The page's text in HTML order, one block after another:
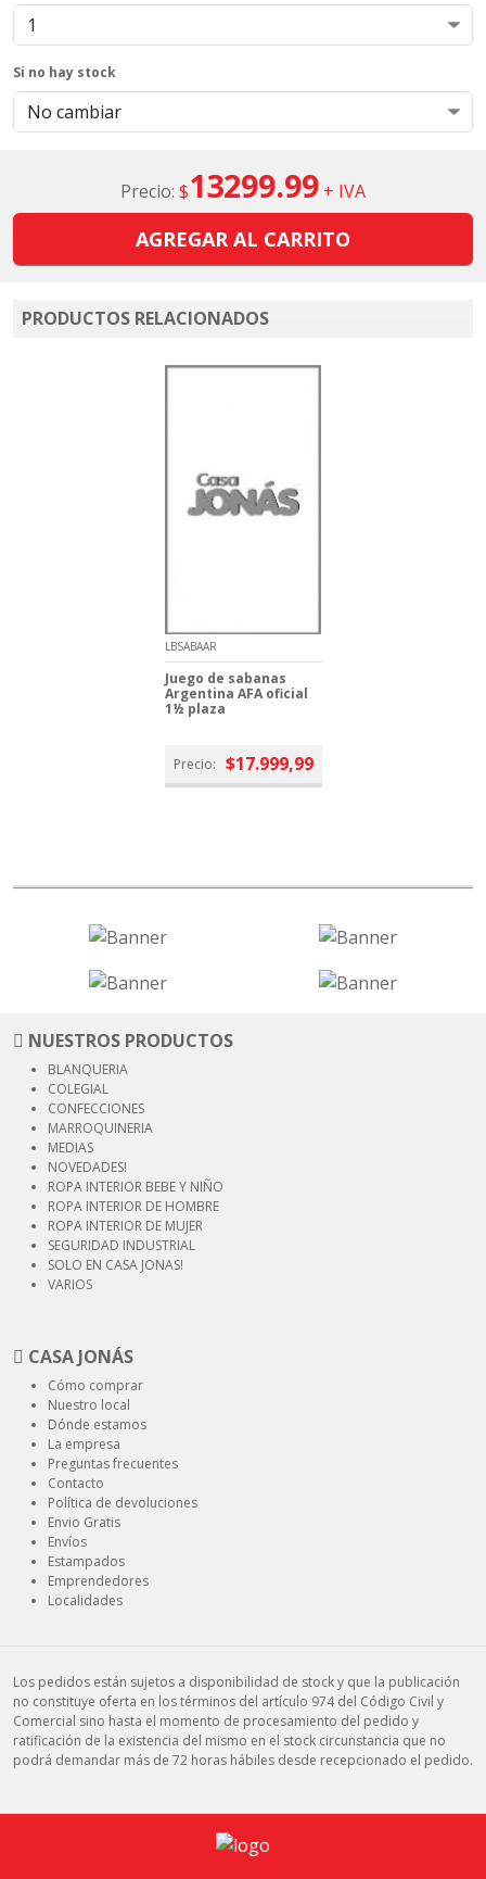
Si no hay stock
Precio: $13299.99 + IVA
AGREGAR AL CARRITO
PRODUCTOS RELACIONADOS
LBSABAAR
Juego de sabanas
Argentina AFA oficial
1½ plaza
Precio: $17.999,99
NUESTROS PRODUCTOS
BLANQUERIA
COLEGIAL
CONFECCIONES
MARROQUINERIA
MEDIAS
NOVEDADES!
ROPA INTERIOR BEBE Y NIÑO
ROPA INTERIOR DE HOMBRE
ROPA INTERIOR DE MUJER
SEGURIDAD INDUSTRIAL
SOLO EN CASA JONAS!
VARIOS
CASA JONÁS
Cómo comprar
Nuestro local
Dónde estamos
La empresa
Preguntas frecuentes
Contacto
Política de devoluciones
Envio Gratis
Envíos
Estampados
Emprendedores
Localidades
Los pedidos están sujetos a disponibilidad de stock y que la publicación
no constituye oferta en los términos del artículo 974 del Código Civil y
Comercial sino hasta el momento de procesamiento del pedido y
ratificación de la existencia del mismo en el stock circunstancia que no
podrá demandar más de 72 horas hábiles desde recepcionado el pedido.